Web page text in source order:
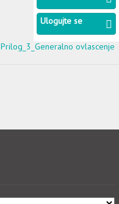
Prilog_3_Generalno ovlascenje
Ulogujte se